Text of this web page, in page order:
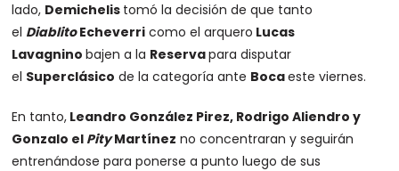
lado, Demichelis tomó la decisión de que tanto
el DiablitoEcheverri como el arquero Lucas
Lavagninobajen a la Reservapara disputar
el Superclásico de la categoría ante Bocaeste viernes.
En tanto, Leandro González Pirez, Rodrigo Aliendro y
Gonzalo el PityMartínez no concentraran y seguirán
entrenándose para ponerse a punto luego de sus